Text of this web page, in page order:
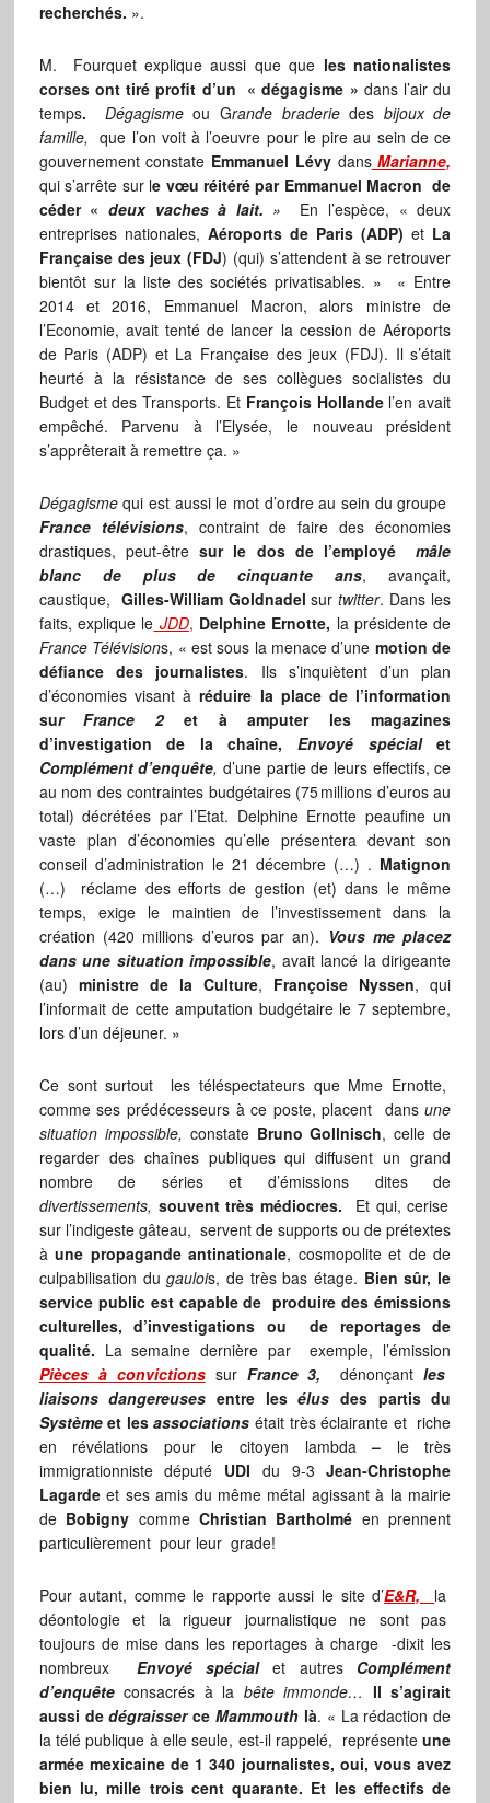
recherchés. ».
M. Fourquet explique aussi que que les nationalistes
corses ont tiré profit d’un « dégagisme » dans l’air du
temps. Dégagismeou Grande braderiedes bijoux de
famille, que l’on voit à l’oeuvre pour le pire au sein de ce
gouvernement constate Emmanuel LévydansMarianne,
qui s’arrête sur le vœu réitéré par Emmanuel Macron de
céder « deux vaches à lait. »
En l’espèce, « deux
entreprises nationales, Aéroports de Paris (ADP) et La
Française des jeux (FDJ) (qui) s’attendent à se retrouver
bientôt sur la liste des sociétés privatisables. » « Entre
2014 et 2016, Emmanuel Macron, alors ministre de
l’Economie, avait tenté de lancer la cession de Aéroports
de Paris (ADP) et La Française des jeux (FDJ). Il s’était
heurté à la résistance de ses collègues socialistes du
Budget et des Transports. Et François Hollandel’en avait
empêché. Parvenu à l’Elysée, le nouveau président
s’apprêterait à remettre ça. »
Dégagismequi est aussi le mot d’ordre au sein du groupe
France télévisions, contraint de faire des économies
drastiques, peut-êtresur le dos de l’employémâle
blanc de plus de cinquante ans, avançait,
caustique, Gilles-William Goldnadel sur twitter. Dans les
faits, explique le JDD, Delphine Ernotte, la présidente de
France Télévisions, « est sous la menace d’une motion de
défiance des journalistes. Ils s’inquiètent d’un plan
d’économies visant àréduire la place de l’information
sur France 2
et à amputer les magazines
d’investigation de la chaîne,Envoyé spécialet
Complément d’enquête, d’une partie de leurs effectifs, ce
au nom des contraintes budgétaires (75 millions d’euros au
total) décrétées par l’Etat. Delphine Ernotte peaufine un
vaste plan d’économies qu’elle présentera devant son
conseil d’administration le 21 décembre (…) . Matignon
(…) réclame des efforts de gestion (et) dans le même
temps, exige le maintien de l’investissement dans la
création (420 millions d’euros par an). Vous me placez
dans une situation impossible, avait lancé la dirigeante
(au) ministre de la Culture, Françoise Nyssen, qui
l’informait de cette amputation budgétaire le 7 septembre,
lors d’un déjeuner. »
Ce sont surtout les téléspectateurs que Mme Ernotte,
comme ses prédécesseurs à ce poste, placent dansune
situation impossible, constate Bruno Gollnisch, celle de
regarder des chaînes publiques qui diffusent un grand
nombre de séries et d’émissions dites de
divertissements, souvent très médiocres.
Et qui, cerise
sur l’indigeste gâteau, servent de supports ou de prétextes
àune propagande antinationale, cosmopolite et de de
culpabilisation dugaulois, de très bas étage. Bien sûr, le
service public est capable de produire des émissions
culturelles, d’investigations ou de reportages de
qualité. La semaine dernière par exemple, l’émission
Pièces à convictionssurFrance 3, dénonçant les
liaisons dangereuses entre lesélus des partis du
Systèmeet lesassociations était très éclairante et riche
en révélations pour le citoyen lambda– le très
immigrationniste député UDI du 9-3Jean-Christophe
Lagardeet ses amis du même métal agissant à la mairie
de Bobigny comme Christian Bartholmé en prennent
particulièrement pour leur grade!
Pour autant, comme le rapporte aussi le site d’E&R, la
déontologie et la rigueur journalistique ne sont pas
toujours de mise dans les reportages à charge -dixit les
nombreux
Envoyé spécial et autres Complément
d’enquêteconsacrés à la bête immonde… Il s’agirait
aussi dedégraisserceMammouth là. « La rédaction de
la télé publique à elle seule, est-il rappelé, représenteune
armée mexicaine de 1 340 journalistes, oui, vous avez
bien lu, mille trois cent quarante. Et les effectifs de